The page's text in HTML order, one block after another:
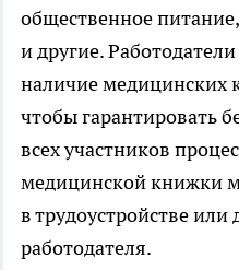
общественное
и другие.
наличие медицинских
чтобы гарантировать
всех участников
медицинской книжки
в трудоустройстве
работодателя.